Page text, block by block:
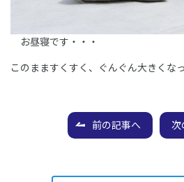
お昼寝です・・・
このまますくすく、ぐんぐん大きくな
前の記事へ 次